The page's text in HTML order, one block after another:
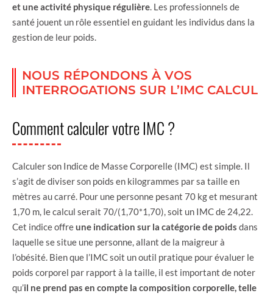
et une activité physique régulière . Les professionnels de
santé jouent un rôle essentiel en guidant les individus dans la
gestion de leur poids.
NOUS RÉPONDONS À VOS
INTERROGATIONS SUR L’IMC CALCUL
Comment calculer votre IMC ?
Calculer son Indice de Masse Corporelle (IMC) est simple. Il
s’agit de diviser son poids en kilogrammes par sa taille en
mètres au carré. Pour une personne pesant 70 kg et mesurant
1,70 m, le calcul serait 70/(1,70*1,70), soit un IMC de 24,22.
Cet indice offreune indication sur la catégorie de poids dans
laquelle se situe une personne, allant de la maigreur à
l’obésité. Bien que l’IMC soit un outil pratique pour évaluer le
poids corporel par rapport à la taille, il est important de noter
qu’il ne prend pas en compte la composition corporelle, telle